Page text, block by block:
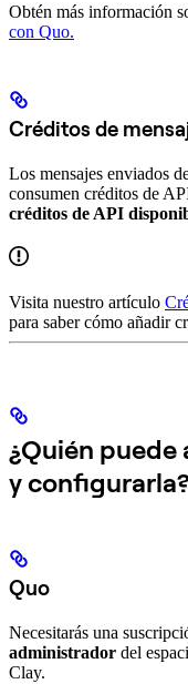
Obtén más información
con Quo.
Créditos de
Los mensajes enviados
consumen créditos de
créditos de API
Visita nuestro artículo
para saber cómo añadir
¿Quién puede
y
Quo
Necesitarás una
administrador del
Clay.